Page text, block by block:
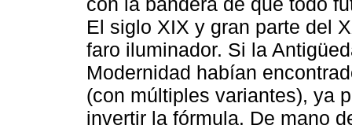
El siglo XIX y gran parte del
faro iluminador. Si la
Modernidad habían
(con múltiples variantes), ya
invertir la fórmula. De mano